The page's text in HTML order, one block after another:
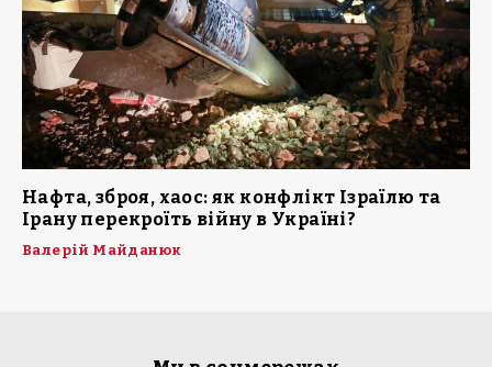
Нафта, зброя, хаос: як конфлікт Ізраїлю та
Ірану перекроїть війну в Україні?
Валерій Майданюк